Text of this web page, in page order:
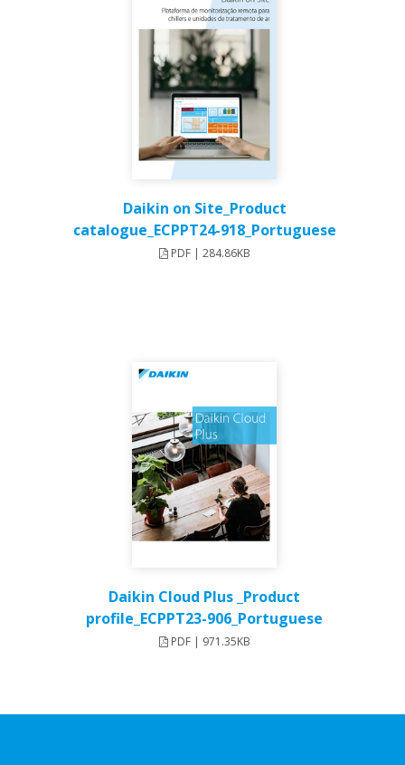
Daikin on Site_Product
catalogue_ECPPT24-918_Portuguese
PDF | 284.86KB
Daikin Cloud Plus _Product
profile_ECPPT23-906_Portuguese
PDF | 971.35KB